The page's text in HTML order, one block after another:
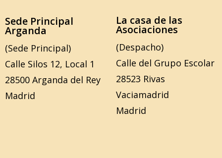
Sede Principal
Arganda
(Sede Principal)
Calle Silos 12, Local 1
28500 Arganda del Rey
Madrid
La casa de las
Asociaciones
(Despacho)
Calle del Grupo Escolar
28523 Rivas
Vaciamadrid
Madrid